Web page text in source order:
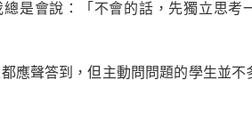
會說：「不會的話，先獨立思考
聲答到，但主動問問題的學生並不